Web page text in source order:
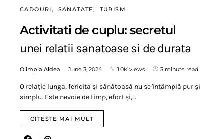
CADOURI SANATATE TURISM
Activitati de cuplu: secretul
unei relatii sanatoase si de durata
Olimpia Aldea June 3, 2024 1.0K views 3 minute read
O relație lunga, fericita și sănătoasă nu se întâmplă pur și
simplu. Este nevoie de timp, efort și,…
CITESTE MAI MULT